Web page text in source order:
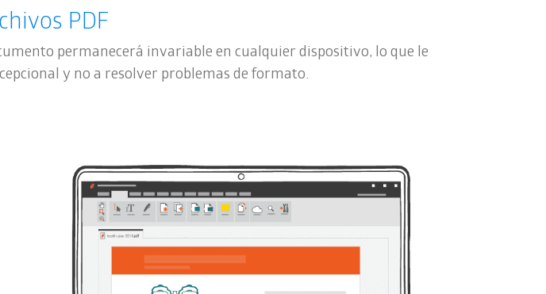
PDF
permanecerá invariable en cualquier dispositivo, lo que le
y no a resolver problemas de formato.